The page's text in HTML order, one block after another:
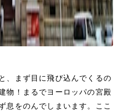
、まず目に飛び込んでくるの
物！まるでヨーロッパの宮殿
息をのんでしまいます。ここ